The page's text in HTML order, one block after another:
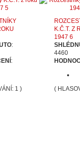
:
:
1 )
K.Č.T. Z
1947 6
4460
(